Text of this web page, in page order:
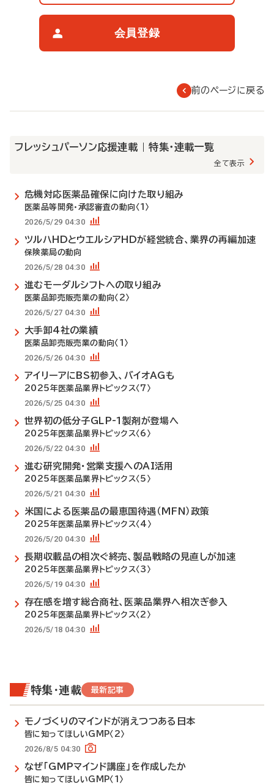
会員登録
前のページに戻る
フレッシュパーソン応援連載 | 特集・連載一覧
全て表示
危機対応医薬品確保に向けた取り組み
医薬品等開発・承認審査の動向〈1〉
2026/5/29 04:30
ツルハHDとウエルシアHDが経営統合、業界の再編加速
保険薬局の動向
2026/5/28 04:30
進むモーダルシフトへの取り組み
医薬品卸売販売業の動向〈2〉
2026/5/27 04:30
大手卸4社の業績
医薬品卸売販売業の動向〈1〉
2026/5/26 04:30
アイリーアにBS初参入、バイオAGも
2025年医薬品業界トピックス〈7〉
2026/5/25 04:30
世界初の低分子GLP-1製剤が登場へ
2025年医薬品業界トピックス〈6〉
2026/5/22 04:30
進む研究開発・営業支援へのAI活用
2025年医薬品業界トピックス〈5〉
2026/5/21 04:30
米国による医薬品の最恵国待遇（MFN）政策
2025年医薬品業界トピックス〈4〉
2026/5/20 04:30
長期収載品の相次ぐ終売、製品戦略の見直しが加速
2025年医薬品業界トピックス〈3〉
2026/5/19 04:30
存在感を増す総合商社、医薬品業界へ相次ぎ参入
2025年医薬品業界トピックス〈2〉
2026/5/18 04:30
特集・連載 最新記事
モノづくりのマインドが消えつつある日本
皆に知ってほしいGMP〈2〉
2026/8/5 04:30
なぜ「GMPマインド講座」を作成したか
皆に知ってほしいGMP〈1〉